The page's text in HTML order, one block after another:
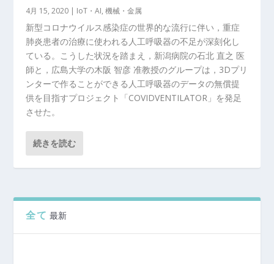
4月 15, 2020 | IoT・AI,機械・金属
新型コロナウイルス感染症の世界的な流行に伴い，重症
肺炎患者の治療に使われる人工呼吸器の不足が深刻化し
ている。こうした状況を踏まえ，新潟病院の石北 直之 医
師と，広島大学の木阪 智彦 准教授のグループは，3Dプリ
ンターで作ることができる人工呼吸器のデータの無償提
供を目指すプロジェクト「COVIDVENTILATOR」を発足
させた。
続きを読む
全て 最新